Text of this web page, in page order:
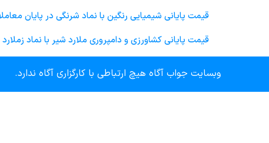
قیمت پایانی شيميايی رنگين با نماد شرنگی در پایان معاملات روز چهارشنبه 10 مرداد ماه
قیمت پایانی كشاورزی و دامپروری ملارد شير با نماد زملارد در پایان معاملات روز
وبسایت جواب آگاه هیچ ارتباطی با کارگزاری آگاه ندارد.